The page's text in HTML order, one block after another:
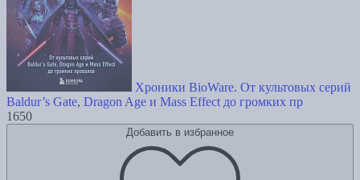
Хроники BioWare. От культовых серий
Baldur’s Gate, Dragon Age и Mass Effect до громких пр
1650
Добавить в избранное